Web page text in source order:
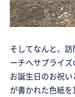
そしてなんと、
ーチへサプライズ
お誕生日のお祝
が書かれた色紙を